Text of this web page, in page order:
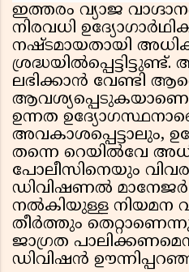
ഇത്തരം വ്യാജ
നിരവധി
നഷ്ടമായതായി
ലഭിക്കാൻ വേണ്ടി
ഉന്നത
അവകാശപ്പെട്ടാലും,
തന്നെ റെയിൽവേ
പോലീസിനെയും
ഡിവിഷണൽ മാനേജർ
നൽകിയുള്ള നിയമന
തീർത്തും
ജാഗ്രത
ഡിവിഷൻ